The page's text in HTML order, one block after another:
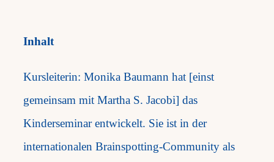
Inhalt
Kursleiterin: Monika Baumann hat [einst
gemeinsam mit Martha S. Jacobi] das
Kinderseminar entwickelt. Sie ist in der
internationalen Brainspotting-Community als